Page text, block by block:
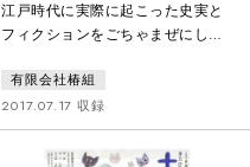
江戸時代に実際に起こった史実と
フィクションをごちゃまぜにし
花園神社の地に描く、歌あり踊り
あり喧嘩ありの時代劇ファンタジ
ー！！2017年の夏！！老若男女が
楽しめる椿組発エンターテインメ
有限会社椿組
2017.07.17 収録